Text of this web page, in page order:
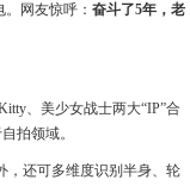
网友惊呼： 奋斗了5年，老
、美少女战士两大“IP”合
拍领域。
，还可多维度识别半身、轮